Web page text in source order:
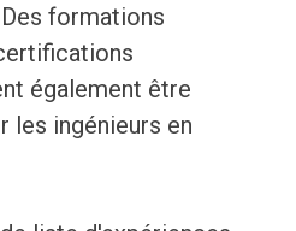
formations
également être
les ingénieurs en